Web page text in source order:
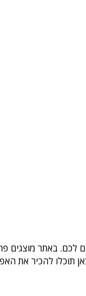
באתר מוצגים
תוכלו להכיר את